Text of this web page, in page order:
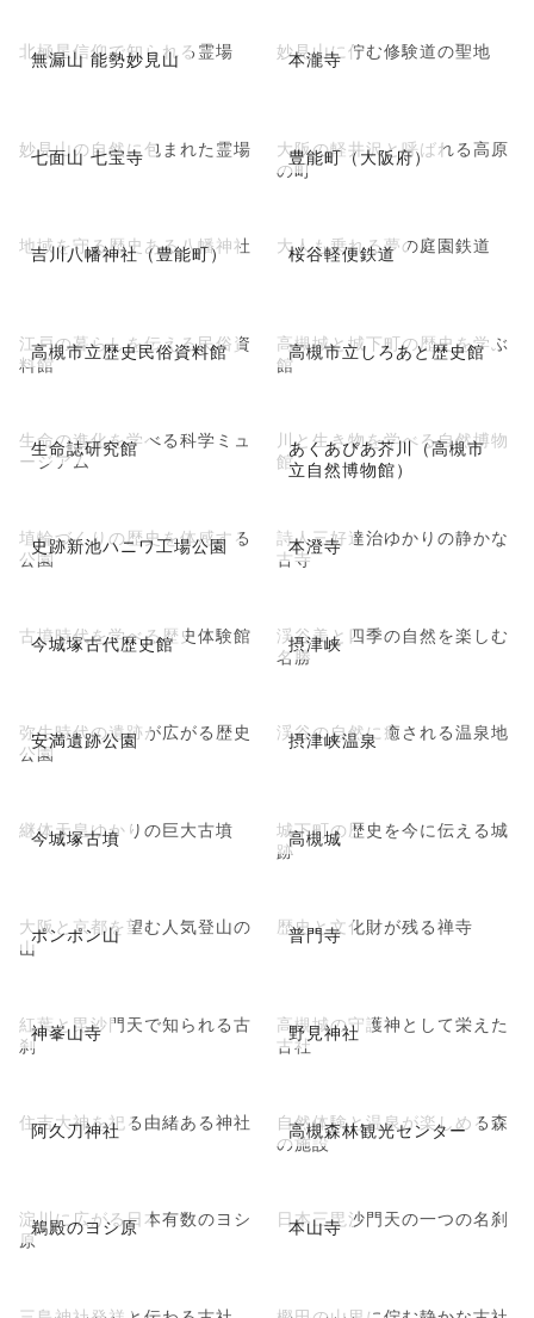
無漏山 能勢妙見山
北極星信仰で知られる霊場 本瀧寺
妙見山に佇む修験道の聖地
七面山 七宝寺
妙見山の自然に包まれた霊場 豊能町（大阪府）
大阪の軽井沢と呼ばれる高原
の町
吉川八幡神社（豊能町）
地域を守る歴史ある八幡神社 桜谷軽便鉄道
大人も乗れる夢の庭園鉄道
高槻市立歴史民俗資料館
江戸の暮らしを伝える民俗資
料館
高槻市立しろあと歴史館
高槻城と城下町の歴史を学ぶ
館
生命誌研究館
生命の進化を学べる科学ミュ
ージアム
あくあぴあ芥川（高槻市
立自然博物館）
川と生き物を学べる自然博物
館
史跡新池ハニワ工場公園
埴輪づくりの歴史を体感する
公園
本澄寺
詩人三好達治ゆかりの静かな
古寺
今城塚古代歴史館
古墳時代を学べる歴史体験館 摂津峡
渓谷美と四季の自然を楽しむ
名勝
安満遺跡公園
弥生時代の遺跡が広がる歴史
公園
摂津峡温泉
渓谷の自然に癒される温泉地
今城塚古墳
継体天皇ゆかりの巨大古墳 高槻城
城下町の歴史を今に伝える城
跡
ポンポン山
大阪と京都を望む人気登山の
山
普門寺
歴史と文化財が残る禅寺
神峯山寺
紅葉と毘沙門天で知られる古
刹
野見神社
高槻城の守護神として栄えた
古社
阿久刀神社
住吉大神を祀る由緒ある神社 高槻森林観光センター
自然体験と温泉が楽しめる森
の施設
鵜殿のヨシ原
淀川に広がる日本有数のヨシ
原
本山寺
日本三毘沙門天の一つの名刹